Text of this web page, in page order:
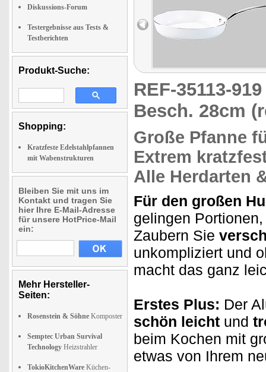
Diskussions-Forum
Testergebnisse aus Tests &
Testberichten
Produkt-Suche:
Shopping:
Kratzfeste Edelstahlpfannen
mit Wabenstrukturen
Bleiben Sie mit uns im
Kontakt und tragen Sie
hier Ihre E-Mail-Adresse
für unsere HotPrice-Mail
ein:
Mehr Hersteller-
Seiten:
Rosenstein & Söhne Komposter
Semptec Urban Survival
Technology Heizstrahler
TokioKitchenWare Küchen-
REF-35113-
Besch. 28cm
Große Pfanne
Extrem
Alle Herdarten
Für den großen
gelingen
Zaubern Sie
unkompliziert und
macht das ganz
Erstes Plus: Der
schön leicht und
beim Kochen mit
etwas von Ihrem